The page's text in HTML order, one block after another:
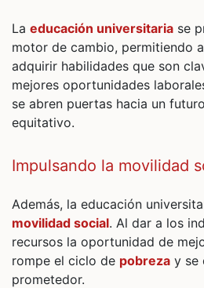
La educación universitaria se
motor de cambio, permitiendo
adquirir habilidades que son
mejores oportunidades
se abren puertas hacia un
equitativo.
Impulsando la movilidad
Además, la educación
movilidad social. Al dar a los
recursos la oportunidad de
rompe el ciclo de pobreza y se
prometedor.